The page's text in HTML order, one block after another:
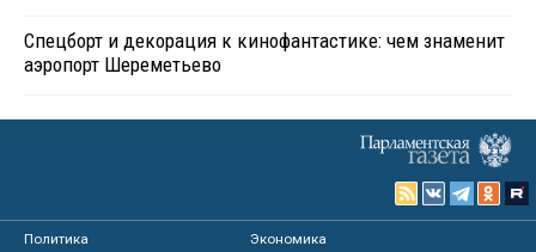
Спецборт и декорация к кинофантастике: чем знаменит
аэропорт Шереметьево
Политика
Экономика